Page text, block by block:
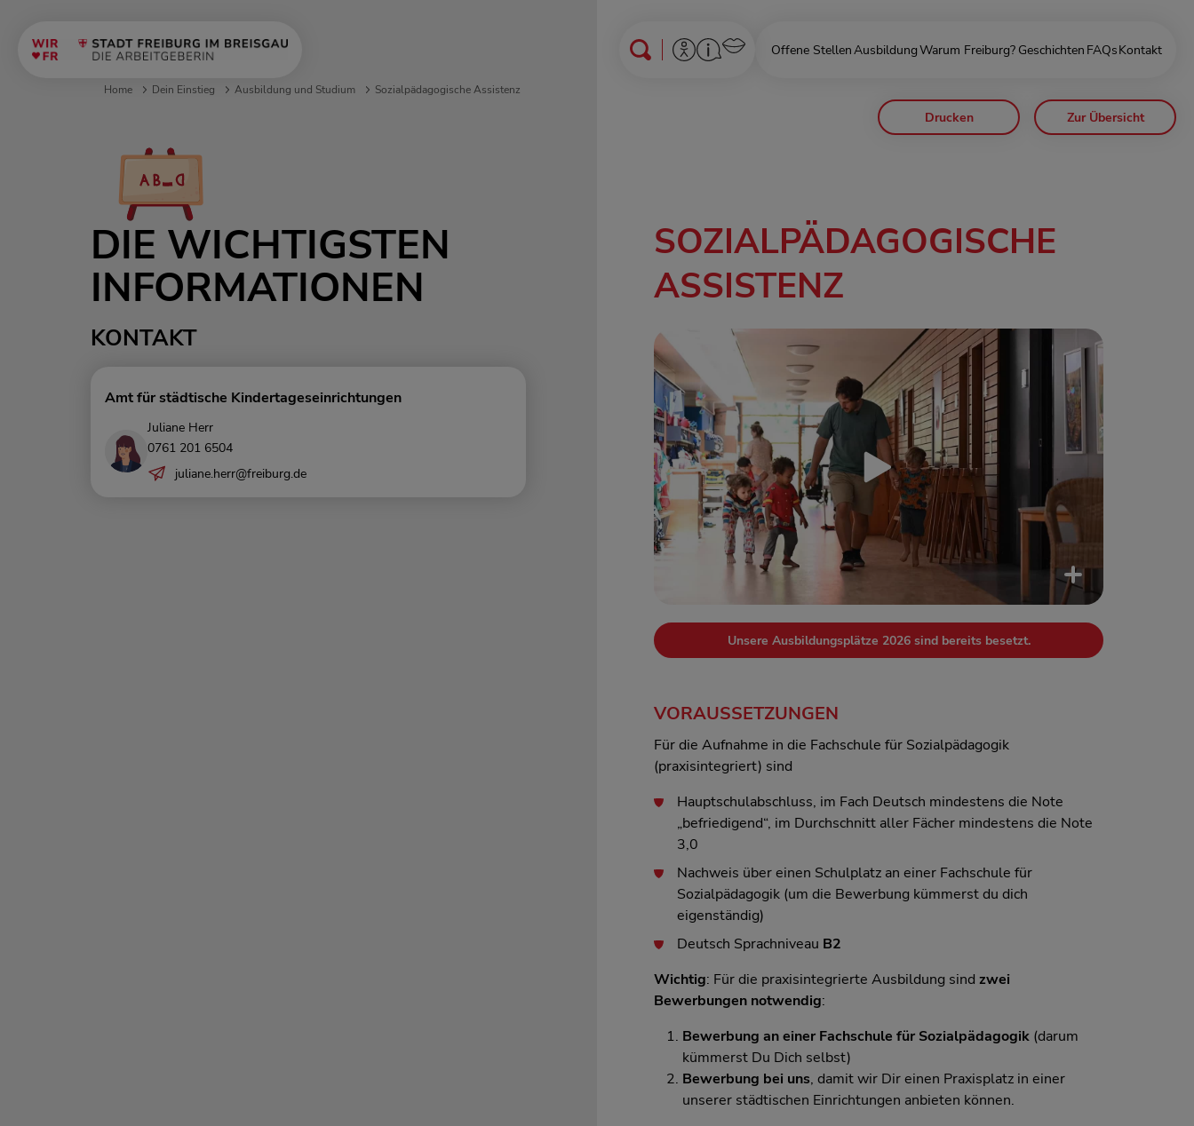
Offene StellenAusbildungWarum Freiburg? Geschichten FAQsKontakt
Home Dein Einstieg Ausbildung und Studium Sozialpädagogische Assistenz
DIE WICHTIGSTEN
INFORMATIONEN
KONTAKT
Amt für städtische Kindertageseinrichtungen
Juliane Herr
0761 201 6504
juliane.herr@freiburg.de
SOZIALPÄDAGOGISCHE
ASSISTENZ
Unsere Ausbildungsplätze 2026 sind bereits besetzt.
VORAUSSETZUNGEN
Für die Aufnahme in die Fachschule für Sozialpädagogik
(praxisintegriert) sind
Hauptschulabschluss, im Fach Deutsch mindestens die Note
„befriedigend“, im Durchschnitt aller Fächer mindestens die Note
3,0
Nachweis über einen Schulplatz an einer Fachschule für
Sozialpädagogik (um die Bewerbung kümmerst du dich
eigenständig)
Deutsch Sprachniveau B2
Wichtig: Für die praxisintegrierte Ausbildung sind zwei
Bewerbungen notwendig:
Bewerbung an einer Fachschule für Sozialpädagogik (darum
kümmerst Du Dich selbst)
Bewerbung bei uns, damit wir Dir einen Praxisplatz in einer
unserer städtischen Einrichtungen anbieten können.
Drucken Zur Übersicht